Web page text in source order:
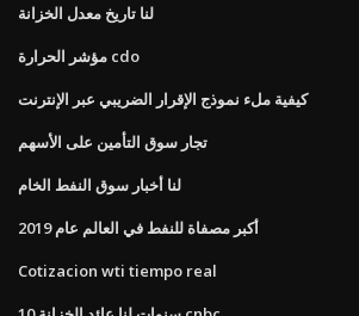
لنا تاريخ معدل الخزانة
مؤشر الحرارة cdo
كيفية ملء نموذج الإقرار الضريبي عبر الإنترنت
تجار سوق التأمين على الأسهم
لنا أخبار سوق النفط الخام
أكبر مصفاة للنفط في العالم عام 2019
Cotizacion wti tiempo real